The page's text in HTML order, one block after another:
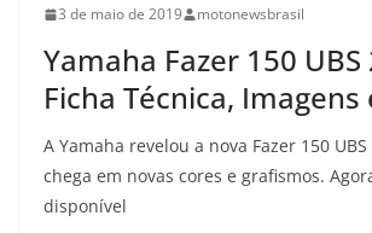
3 de maio de 2019 motonewsbrasil
Yamaha Fazer 150
Ficha Técnica, Imagens
A Yamaha revelou a nova Fazer 150
chega em novas cores e grafismos.
disponível